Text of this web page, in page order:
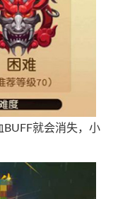
就会消失，小